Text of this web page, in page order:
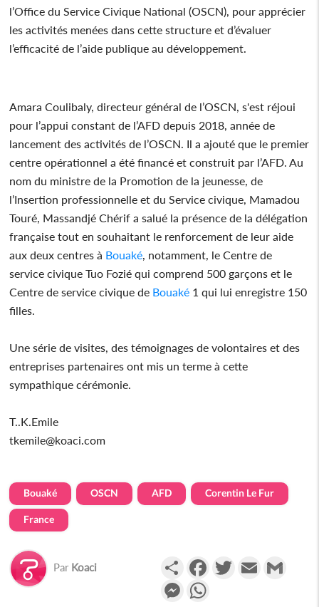
l’Office du Service Civique National (OSCN), pour apprécier
les activités menées dans cette structure et d’évaluer
l’efficacité de l’aide publique au développement.
Amara Coulibaly, directeur général de l’OSCN, s'est réjoui
pour l’appui constant de l’AFD depuis 2018, année de
lancement des activités de l’OSCN. Il a ajouté que le premier
centre opérationnel a été financé et construit par l’AFD. Au
nom du ministre de la Promotion de la jeunesse, de
l’Insertion professionnelle et du Service civique, Mamadou
Touré, Massandjé Chérif a salué la présence de la délégation
française tout en souhaitant le renforcement de leur aide
aux deux centres à Bouaké , notamment, le Centre de
service civique Tuo Fozié qui comprend 500 garçons et le
Centre de service civique de Bouaké 1 qui lui enregistre 150
filles.
Une série de visites, des témoignages de volontaires et des
entreprises partenaires ont mis un terme à cette
sympathique cérémonie.
T..K.Emile
tkemile@koaci.com
Bouaké OSCN AFD Corentin Le Fur
France
Par Koaci PartagerFacebookTwitterEmail
Messenger